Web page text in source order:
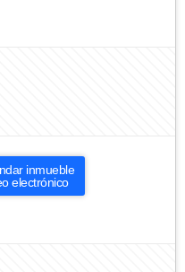
inmueble
electrónico